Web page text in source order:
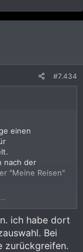
#7.434
einen
nach der
"Meine Reisen"
Entgelt dafür?
ich habe dort
Bei
zurückgreifen.